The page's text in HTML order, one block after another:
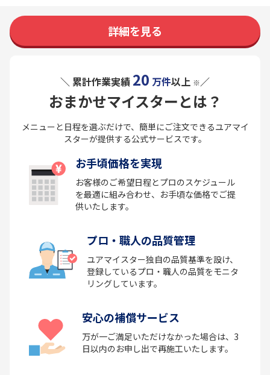
詳細を見る
＼ 累計作業実績 20 万件以上 ※／
おまかせマイスターとは？
メニューと日程を選ぶだけで、簡単にご注文できるユアマイ
スターが提供する公式サービスです。
お手頃価格を実現
お客様のご希望日程とプロのスケジュール
を最適に組み合わせ、お手頃な価格でご提
供いたします。
プロ・職人の品質管理
ユアマイスター独自の品質基準を設け、
登録しているプロ・職人の品質をモニタ
リングしています。
安心の補償サービス
万が一ご満足いただけなかった場合は、3
日以内のお申し出で再施工いたします。